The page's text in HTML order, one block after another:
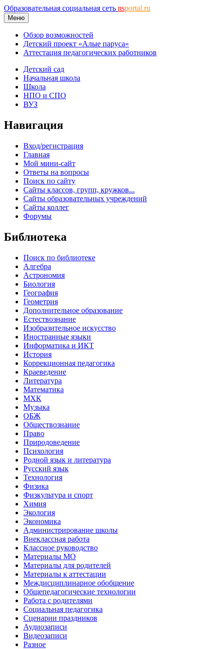
Образовательная социальная сеть nsportal.ru
Меню
Обзор возможностей
Детский проект «Алые паруса»
Аттестация педагогических работников
Детский сад
Начальная школа
Школа
НПО и СПО
ВУЗ
Навигация
Вход/регистрация
Главная
Мой мини-сайт
Ответы на вопросы
Поиск по сайту
Сайты классов, групп, кружков...
Сайты образовательных учреждений
Сайты коллег
Форумы
Библиотека
Поиск по библиотеке
Алгебра
Астрономия
Биология
География
Геометрия
Дополнительное образование
Естествознание
Изобразительное искусство
Иностранные языки
Информатика и ИКТ
История
Коррекционная педагогика
Краеведение
Литература
Математика
МХК
Музыка
ОБЖ
Обществознание
Право
Природоведение
Психология
Родной язык и литература
Русский язык
Технология
Физика
Физкультура и спорт
Химия
Экология
Экономика
Администрирование школы
Внеклассная работа
Классное руководство
Материалы МО
Материалы для родителей
Материалы к аттестации
Междисциплинарное обобщение
Общепедагогические технологии
Работа с родителями
Социальная педагогика
Сценарии праздников
Аудиозаписи
Видеозаписи
Разное